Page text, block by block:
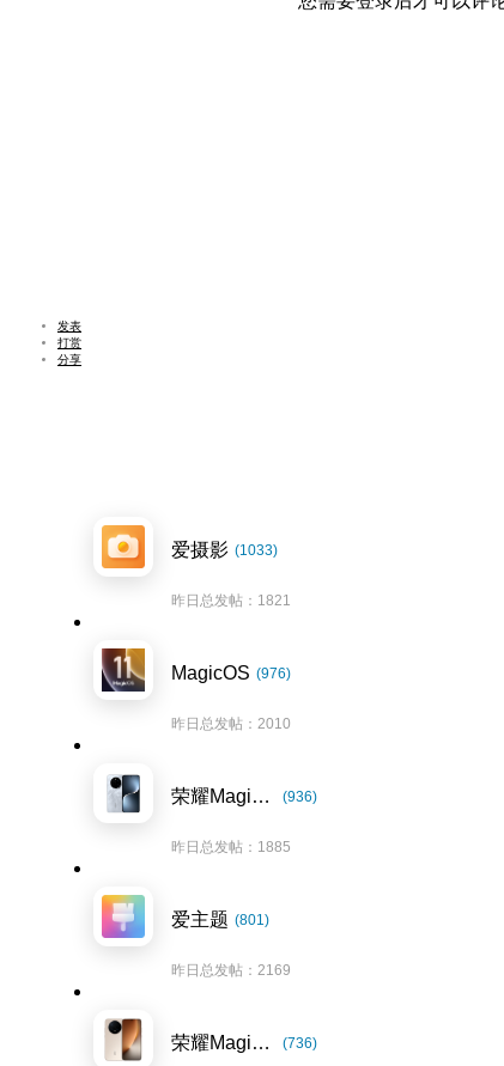
发表
打赏
分享
爱摄影 (1033)
昨日总发帖：1821
MagicOS (976)
昨日总发帖：2010
荣耀Magic7系列 (936)
昨日总发帖：1885
爱主题 (801)
昨日总发帖：2169
荣耀Magic8系列 (736)